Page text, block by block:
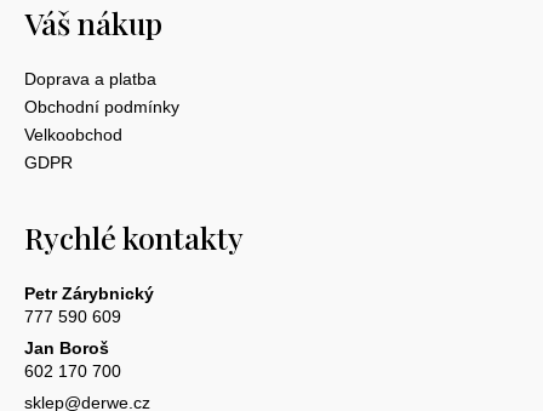
Váš nákup
Doprava a platba
Obchodní podmínky
Velkoobchod
GDPR
Rychlé kontakty
Petr Zárybnický
777 590 609
Jan Boroš
602 170 700
sklep@derwe.cz